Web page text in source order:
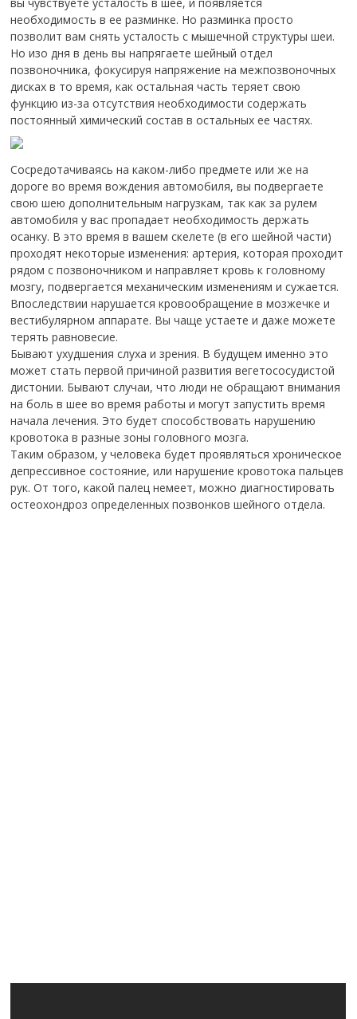
необходимость в ее разминке. Но разминка просто
позволит вам снять усталость с мышечной структуры шеи.
Но изо дня в день вы напрягаете шейный отдел
позвоночника, фокусируя напряжение на межпозвоночных
дисках в то время, как остальная часть теряет свою
функцию из-за отсутствия необходимости содержать
постоянный химический состав в остальных ее частях.
Сосредотачиваясь на каком-либо предмете или же на
дороге во время вождения автомобиля, вы подвергаете
свою шею дополнительным нагрузкам, так как за рулем
автомобиля у вас пропадает необходимость держать
осанку. В это время в вашем скелете (в его шейной части)
проходят некоторые изменения: артерия, которая проходит
рядом с позвоночником и направляет кровь к головному
мозгу, подвергается механическим изменениям и сужается.
Впоследствии нарушается кровообращение в мозжечке и
вестибулярном аппарате. Вы чаще устаете и даже можете
терять равновесие.
Бывают ухудшения слуха и зрения. В будущем именно это
может стать первой причиной развития вегетососудистой
дистонии. Бывают случаи, что люди не обращают внимания
на боль в шее во время работы и могут запустить время
начала лечения. Это будет способствовать нарушению
кровотока в разные зоны головного мозга.
Таким образом, у человека будет проявляться хроническое
депрессивное состояние, или нарушение кровотока пальцев
рук. От того, какой палец немеет, можно диагностировать
остеохондроз определенных позвонков шейного отдела.